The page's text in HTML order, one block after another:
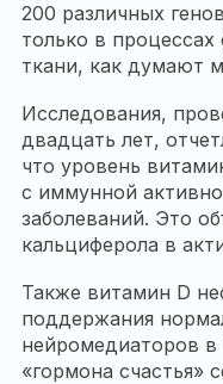
200 различных
только в
ткани, как думают
Исследования,
двадцать лет,
что уровень
с иммунной
заболеваний. Это
кальциферола в
Также витамин D
поддержания
нейромедиаторов в
«гормона счастья»